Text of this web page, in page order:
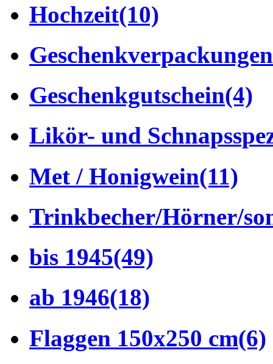
Hochzeit(10)
Geschenkverpackungen
Geschenkgutschein(4)
Likör- und
Met / Honigwein(11)
Trinkbecher/Hörner/
bis 1945(49)
ab 1946(18)
Flaggen 150x250 cm(6)